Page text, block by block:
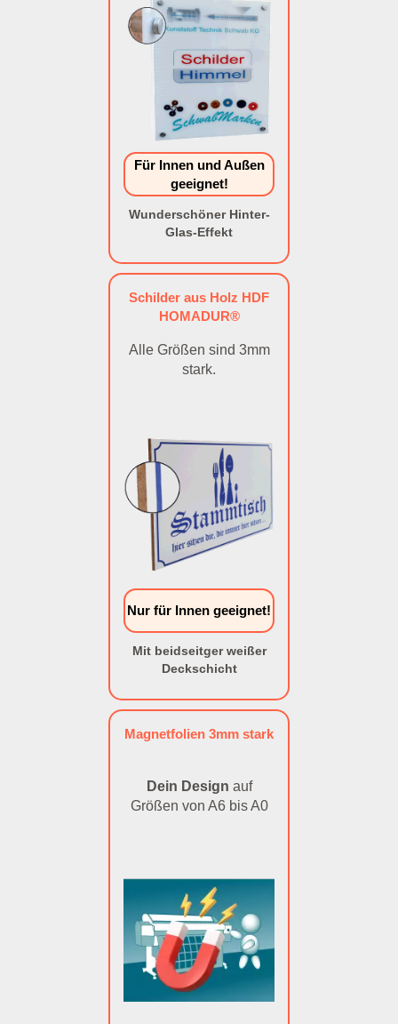
Für Innen und Außen
geeignet!
Wunderschöner Hinter-
Glas-Effekt
Schilder aus Holz HDF
HOMADUR®
Alle Größen sind 3mm
stark.
Nur für Innen geeignet!
Mit beidseitger weißer
Deckschicht
Magnetfolien 3mm stark
Dein Design auf
Größen von A6 bis A0